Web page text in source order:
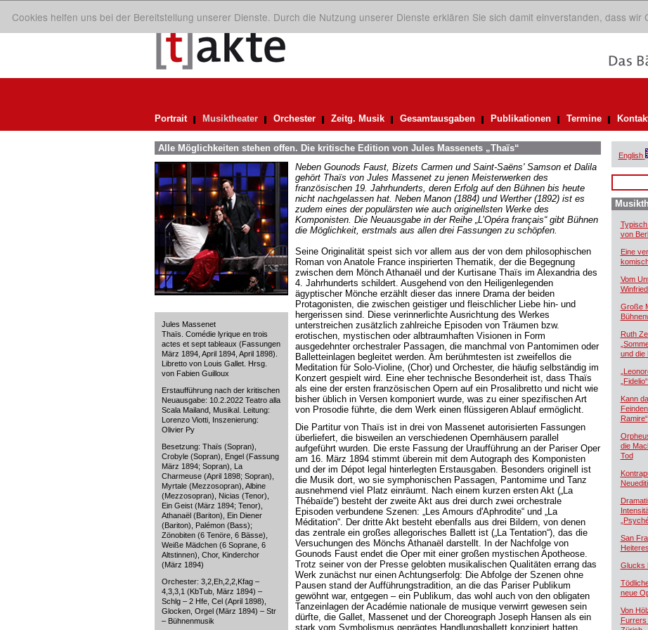
Cookies helfen uns bei der Bereitstellung unserer Dienste. Durch die Nutzung unserer Dienste erklären Sie sich damit einverstanden, dass wir
Portrait Musiktheater Orchester Zeitg. Musik Gesamtausgaben Publikationen Termine
Alle Möglichkeiten stehen offen. Die kritische Edition von Jules Massenets „Thaïs“
Jules Massenet
Thaïs. Comédie lyrique en trois
actes et sept tableaux (Fassungen
März 1894, April 1894, April 1898).
Libretto von Louis Gallet. Hrsg.
von Fabien Guilloux
Erstaufführung nach der kritischen
Neuausgabe: 10.2.2022 Teatro alla
Scala Mailand, Musikal. Leitung:
Lorenzo Viotti, Inszenierung:
Olivier Py
Besetzung: Thaïs (Sopran),
Crobyle (Sopran), Engel (Fassung
März 1894; Sopran), La
Charmeuse (April 1898; Sopran),
Myrtale (Mezzosopran), Albine
(Mezzosopran), Nicias (Tenor),
Ein Geist (März 1894; Tenor),
Athanaël (Bariton), Ein Diener
(Bariton), Palémon (Bass);
Zönobiten (6 Tenöre, 6 Bässe),
Weiße Mädchen (6 Soprane, 6
Altstinnen), Chor, Kinderchor
(März 1894)
Orchester: 3,2,Eh,2,2,Kfag –
4,3,3,1 (KbTub, März 1894) –
Schlg – 2 Hfe, Cel (April 1898),
Glocken, Orgel (März 1894) – Str
– Bühnenmusik
Neben Gounods Faust, Bizets Carmen und Saint-Saëns' Samson et Dalila
gehört Thaïs von Jules Massenet zu jenen Meisterwerken des
französischen 19. Jahrhunderts, deren Erfolg auf den Bühnen bis heute
nicht nachgelassen hat. Neben Manon (1884) und Werther (1892) ist es
zudem eines der populärsten wie auch originellsten Werke des
Komponisten. Die Neuausgabe in der Reihe „L’Opéra français“ gibt Bühnen
die Möglichkeit, erstmals aus allen drei Fassungen zu schöpfen.
Seine Originalität speist sich vor allem aus der von dem philosophischen
Roman von Anatole France inspirierten Thematik, der die Begegnung
zwischen dem Mönch Athanaël und der Kurtisane Thaïs im Alexandria des
4. Jahrhunderts schildert. Ausgehend von den Heiligenlegenden
ägyptischer Mönche erzählt dieser das innere Drama der beiden
Protagonisten, die zwischen geistiger und fleischlicher Liebe hin- und
hergerissen sind. Diese verinnerlichte Ausrichtung des Werkes
unterstreichen zusätzlich zahlreiche Episoden von Träumen bzw.
erotischen, mystischen oder albtraumhaften Visionen in Form
ausgedehnter orchestraler Passagen, die manchmal von Pantomimen oder
Balletteinlagen begleitet werden. Am berühmtesten ist zweifellos die
Meditation für Solo-Violine, (Chor) und Orchester, die häufig selbständig im
Konzert gespielt wird. Eine eher technische Besonderheit ist, dass Thaïs
als eine der ersten französischen Opern auf ein Prosalibretto und nicht wie
bisher üblich in Versen komponiert wurde, was zu einer spezifischen Art
von Prosodie führte, die dem Werk einen flüssigeren Ablauf ermöglicht.
Die Partitur von Thaïs ist in drei von Massenet autorisierten Fassungen
überliefert, die bisweilen an verschiedenen Opernhäusern parallel
aufgeführt wurden. Die erste Fassung der Uraufführung an der Pariser Oper
am 16. März 1894 stimmt überein mit dem Autograph des Komponisten
und der im Dépot legal hinterlegten Erstausgaben. Besonders originell ist
die Musik dort, wo sie symphonischen Passagen, Pantomime und Tanz
ausnehmend viel Platz einräumt. Nach einem kurzen ersten Akt („La
Thébaïde“) besteht der zweite Akt aus drei durch zwei orchestrale
Episoden verbundene Szenen: „Les Amours d'Aphrodite“ und „La
Méditation“. Der dritte Akt besteht ebenfalls aus drei Bildern, von denen
das zentrale ein großes allegorisches Ballett ist („La Tentation“), das die
Versuchungen des Mönchs Athanaël darstellt. In der Nachfolge von
Gounods Faust endet die Oper mit einer großen mystischen Apotheose.
Trotz seiner von der Presse gelobten musikalischen Qualitäten errang das
Werk zunächst nur einen Achtungserfolg: Die Abfolge der Szenen ohne
Pausen stand der Aufführungstradition, an die das Pariser Publikum
gewöhnt war, entgegen – ein Publikum, das wohl auch von den obligaten
Tanzeinlagen der Académie nationale de musique verwirrt gewesen sein
dürfte, die Gallet, Massenet und der Choreograph Joseph Hansen als ein
stark vom Symbolismus geprägtes Handlungsballett konzipiert hatten.
English
von
Eine
Vom
Große
Ruth
und die
Kann
Ramire“
die
Tod
San
Glucks
neue
Von
Furrers